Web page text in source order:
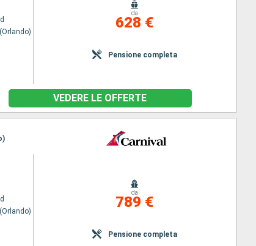
da
628 €
Pensione completa
VEDERE LE OFFERTE
da
789 €
Pensione completa